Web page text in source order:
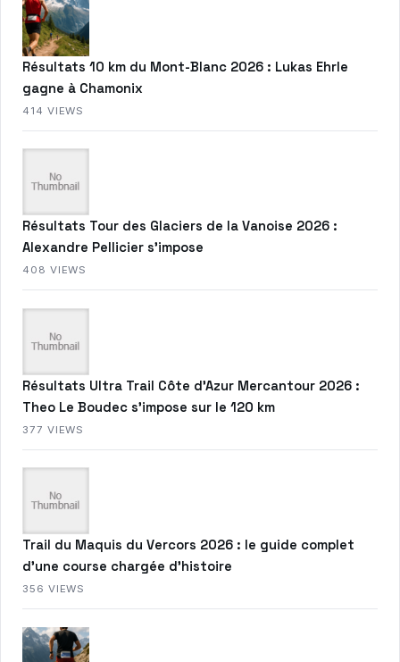
Résultats 10 km du Mont-Blanc 2026 : Lukas Ehrle
gagne à Chamonix
414 VIEWS
Résultats Tour des Glaciers de la Vanoise 2026 :
Alexandre Pellicier s’impose
408 VIEWS
Résultats Ultra Trail Côte d’Azur Mercantour 2026 :
Theo Le Boudec s’impose sur le 120 km
377 VIEWS
Trail du Maquis du Vercors 2026 : le guide complet
d’une course chargée d’histoire
356 VIEWS